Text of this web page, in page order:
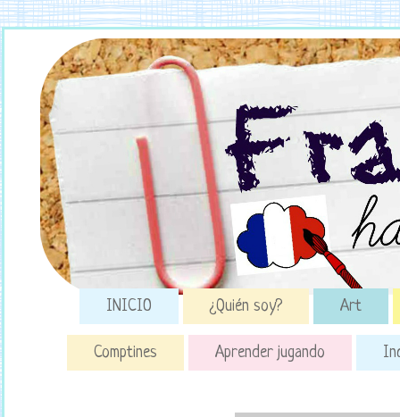
INICIO ¿Quién soy? Art
Comptines Aprender jugando